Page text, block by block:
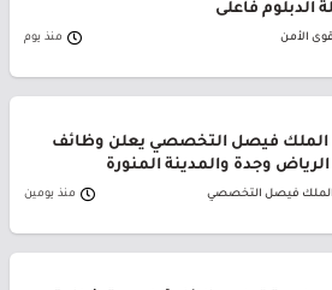
الدبلوم فأعلى
الأمن منذ يوم
فيصل التخصصي يعلن وظائف
وجدة والمدينة المنورة
فيصل التخصصي منذ يومين